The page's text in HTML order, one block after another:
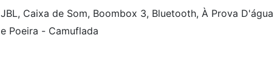
JBL, Caixa de Som, Boombox 3, Bluetooth, À Prova D'água
e Poeira - Camuflada